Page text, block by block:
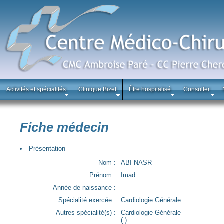
Activités et spécialités Clinique Bizet Être hospitalisé Consulter
Fiche médecin
Présentation
Nom :
ABI NASR
Prénom :
Imad
Année de naissance :
Spécialité exercée :
Cardiologie Générale
Autres spécialité(s) :
Cardiologie Générale
( )